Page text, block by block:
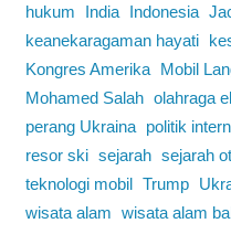
hukum
India Indonesia
keanekaragaman hayati
Kongres Amerika
Mobil
Mohamed Salah olahraga
perang Ukraina
politik
resor ski sejarah sejarah
teknologi mobil Trump
wisata alam wisata alam